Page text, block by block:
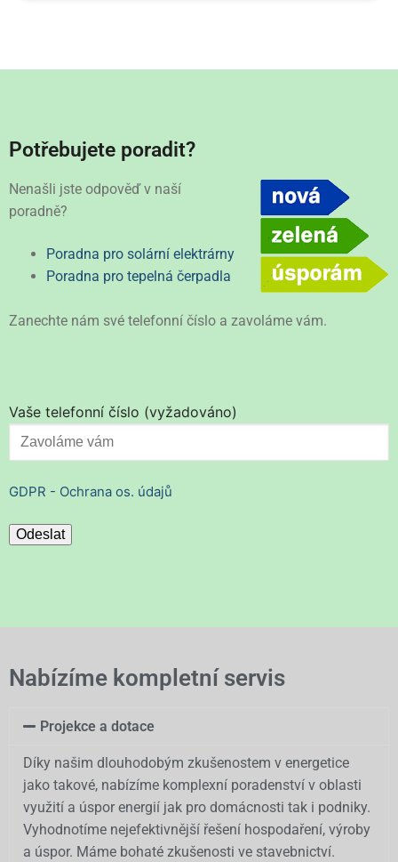
Potřebujete poradit?
Nenašli jste odpověď v naší
poradně?
Poradna pro solární elektrárny
Poradna pro tepelná čerpadla
Zanechte nám své telefonní číslo a zavoláme vám.
Vaše telefonní číslo (vyžadováno)
GDPR - Ochrana os. údajů
Nabízíme kompletní servis
Projekce a dotace
Díky našim dlouhodobým zkušenostem v energetice
jako takové, nabízíme komplexní poradenství v oblasti
využití a úspor energií jak pro domácnosti tak i podniky.
Vyhodnotíme nejefektivnější řešení hospodaření, výroby
a úspor. Máme bohaté zkušenosti ve stavebnictví.